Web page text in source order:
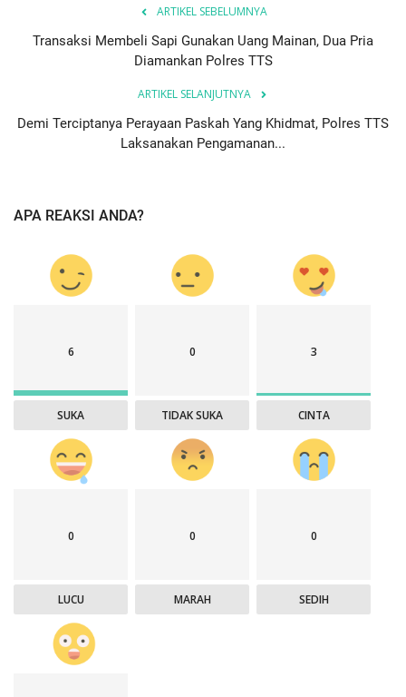
ARTIKEL SEBELUMNYA
Transaksi Membeli Sapi Gunakan Uang Mainan, Dua Pria
Diamankan Polres TTS
ARTIKEL SELANJUTNYA
Demi Terciptanya Perayaan Paskah Yang Khidmat, Polres TTS
Laksanakan Pengamanan...
APA REAKSI ANDA?
6
SUKA
0
TIDAK SUKA
3
CINTA
0
LUCU
0
MARAH
0
SEDIH